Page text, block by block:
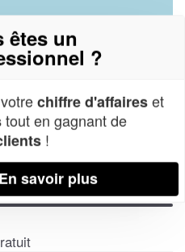
©OpenStreetMap contributors,CC-BY-SA
êtes un
?
chiffre d'affaireset
tout en gagnant de
!
En savoir plus